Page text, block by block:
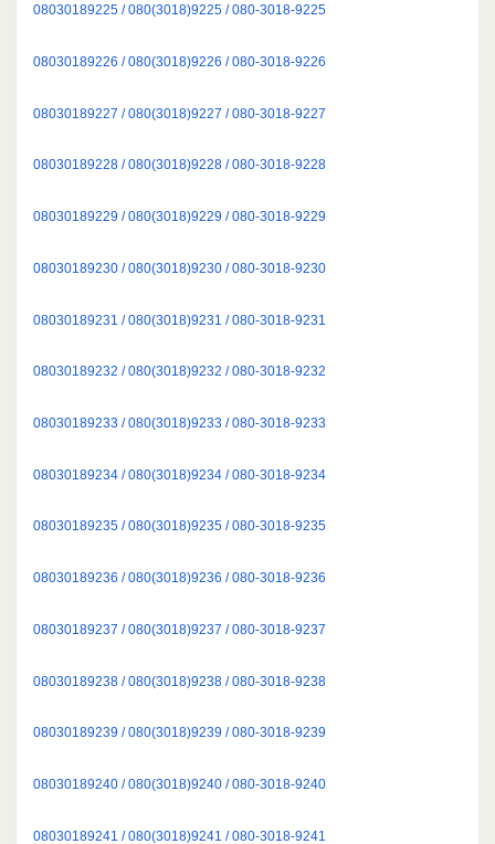
08030189225 / 080(3018)9225 / 080-3018-9225
08030189226 / 080(3018)9226 / 080-3018-9226
08030189227 / 080(3018)9227 / 080-3018-9227
08030189228 / 080(3018)9228 / 080-3018-9228
08030189229 / 080(3018)9229 / 080-3018-9229
08030189230 / 080(3018)9230 / 080-3018-9230
08030189231 / 080(3018)9231 / 080-3018-9231
08030189232 / 080(3018)9232 / 080-3018-9232
08030189233 / 080(3018)9233 / 080-3018-9233
08030189234 / 080(3018)9234 / 080-3018-9234
08030189235 / 080(3018)9235 / 080-3018-9235
08030189236 / 080(3018)9236 / 080-3018-9236
08030189237 / 080(3018)9237 / 080-3018-9237
08030189238 / 080(3018)9238 / 080-3018-9238
08030189239 / 080(3018)9239 / 080-3018-9239
08030189240 / 080(3018)9240 / 080-3018-9240
08030189241 / 080(3018)9241 / 080-3018-9241